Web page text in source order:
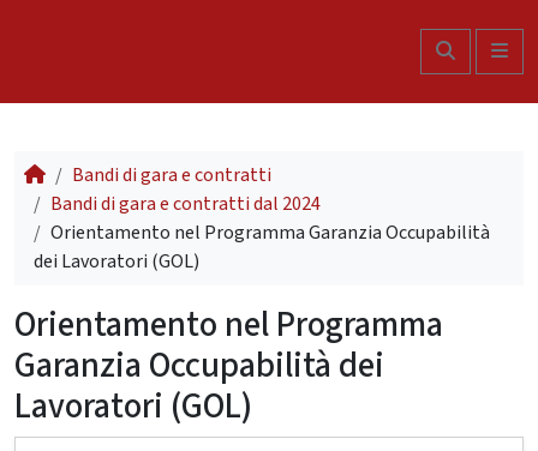
Search
Bandi di gara e contratti
Bandi di gara e contratti dal 2024
Orientamento nel Programma Garanzia Occupabilità
dei Lavoratori (GOL)
Orientamento nel Programma
Garanzia Occupabilità dei
Lavoratori (GOL)